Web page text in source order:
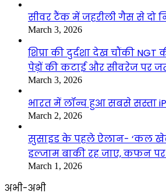
सीवर टैंक में जहरीली गैस से दो
March 3, 2026
शिप्रा की दुर्दशा देख चौंकी
पेड़ों की कटाई और सीवरेज पर
March 3, 2026
भारत में लॉन्च हुआ सबसे सस्ता
March 2, 2026
सुसाइड के पहले ऐलान- ‘कल खेल
इल्जाम बाकी रह जाए, कफन पर
March 1, 2026
अभी-अभी